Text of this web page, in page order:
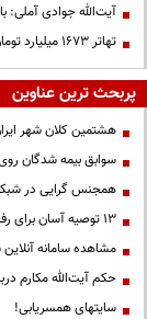
آیت‌الله جوادی آملی:
تهاتر ۱۶۷۳ میلیارد تومان از اموال شرکت‌های تراستی
پربحث ترین عناوین
هشتمین کلان شهر
سوابق بیمه شدگان
همجنس گرایی در
13 توصیه آسان برای رفع بوی بد دهان
مشاهده سامانه
حكم آيت‌الله مكارم
سایتهای همسریابی!